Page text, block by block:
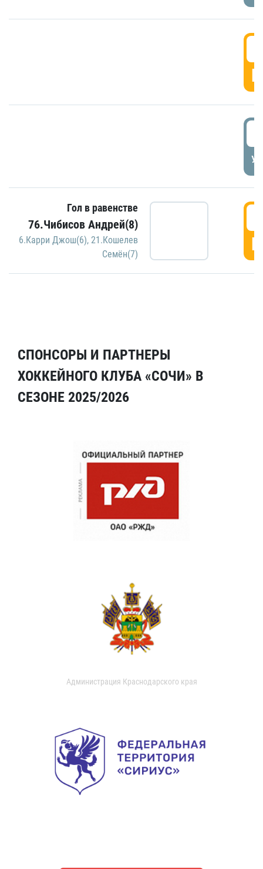
Гол в равенстве
76.Чибисов Андрей(8)
6.Карри Джош(6), 21.Кошелев
Семён(7)
СПОНСОРЫ И ПАРТНЕРЫ
ХОККЕЙНОГО КЛУБА «СОЧИ» В
СЕЗОНЕ 2025/2026
Администрация Краснодарского края